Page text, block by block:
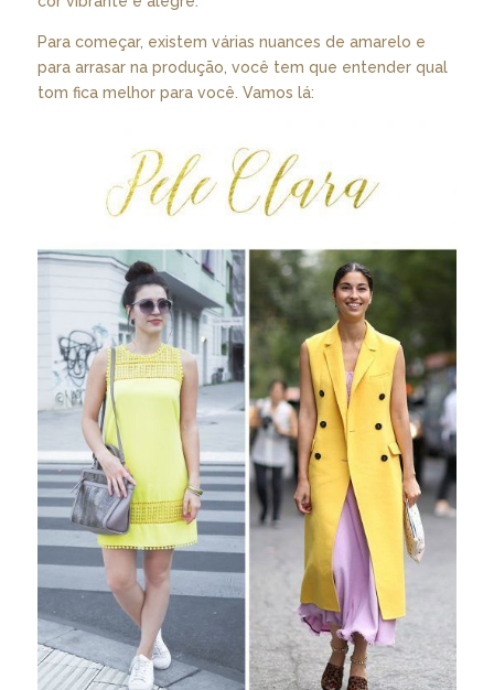
Para começar, existem várias nuances de amarelo e
para arrasar na produção, você tem que entender qual
tom fica melhor para você. Vamos lá: